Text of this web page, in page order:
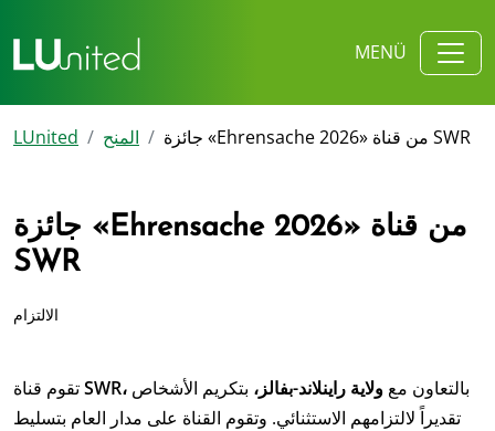
MENÜ
LUnited المنح جائزة «Ehrensache 2026» من قناة SWR
جائزة «Ehrensache 2026» من قناة
SWR
الالتزام
SWR، بالتعاون مع ولاية راينلاند-بفالز، بتكريم الأشخاص
تقديراً لالتزامهم الاستثنائي. وتقوم القناة على مدار العام بتسليط